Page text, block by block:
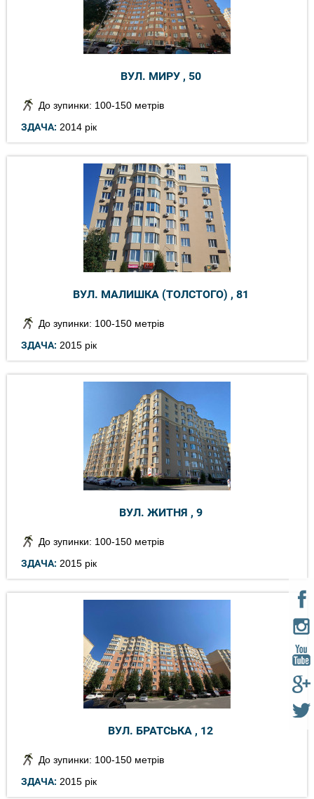
ВУЛ. МИРУ , 50
До зупинки: 100-150 метрів
ЗДАЧА: 2014 рік
ВУЛ. МАЛИШКА (ТОЛСТОГО) , 81
До зупинки: 100-150 метрів
ЗДАЧА: 2015 рік
ВУЛ. ЖИТНЯ , 9
До зупинки: 100-150 метрів
ЗДАЧА: 2015 рік
ВУЛ. БРАТСЬКА , 12
До зупинки: 100-150 метрів
ЗДАЧА: 2015 рік